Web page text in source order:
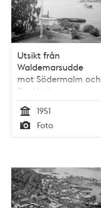
Utsikt från
Waldemarsudde
mot Södermalm och
Beckholmen
Tid
1951
Typ
Foto